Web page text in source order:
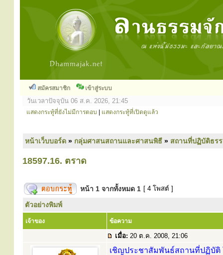
สมัครสมาชิก เข้าสู่ระบบ
วันเวลาปัจจุบัน 06 ส.ค. 2026, 21:45
แสดงกระทู้ที่ยังไม่มีการตอบ แสดงกระทู้ที่เปิดดูแล้ว
หน้าเว็บบอร์ด » กลุ่มศาสนสถานและศาสนพิธี » สถานที่ปฏิบัติธร
18597.16. ตราด
หน้า 1 จากทั้งหมด 1 [ 4 โพสต์ ]
ตัวอย่างพิมพ์
เจ้าของ ข้อความ
เมื่อ: 20 ต.ค. 2008, 21:06
เชิญประชาสัมพันธ์สถานที่ปฏิบัติ